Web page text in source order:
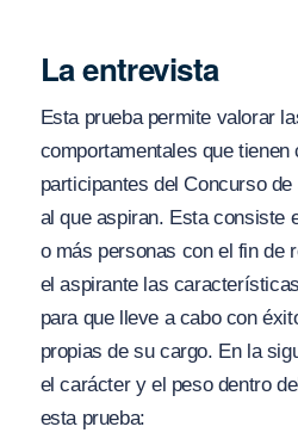
La entrevista
Esta prueba permite valorar
comportamentales que tienen
participantes del Concurso
al que aspiran. Esta consiste
o más personas con el fin de
el aspirante las
para que lleve a cabo con
propias de su cargo. En la
el carácter y el peso dentro
esta prueba: